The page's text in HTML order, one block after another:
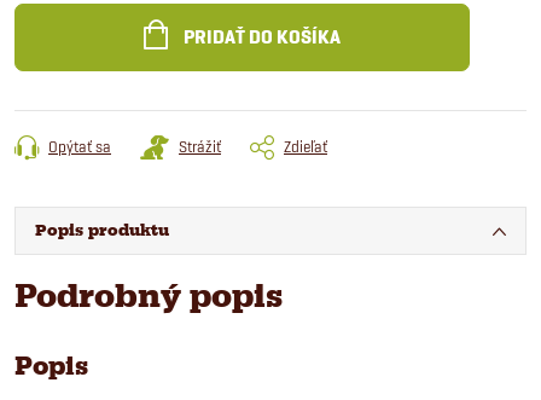
PRIDAŤ DO KOŠÍKA
Opýtať sa Strážiť Zdieľať
Popis produktu
Podrobný popis
Popis